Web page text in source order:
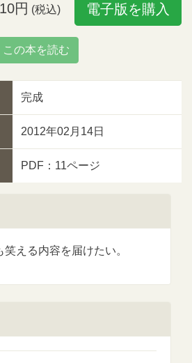
円 (税込) 電子版を購入
この本を読む
完成
2012年02月14日
PDF：11ページ
える内容を届けたい。